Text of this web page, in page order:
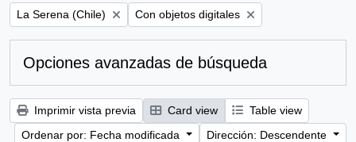
Remove filter:
La Serena (Chile) Remove filter:
Con objetos digitales
Opciones avanzadas de búsqueda
Imprimir vista previa Card view
Table view
Ordenar por: Fecha modificada
Dirección: Descendente